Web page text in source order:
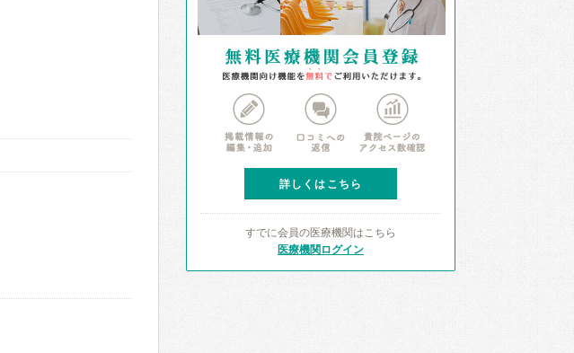
詳しくはこちら
すでに会員の医療機関はこちら
医療機関ログイン